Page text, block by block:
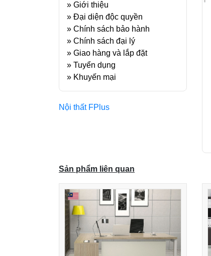
» Giới thiệu
» Đại diện độc quyền
» Chính sách bảo hành
» Chính sách đại lý
» Giao hàng và lắp đặt
» Tuyển dụng
» Khuyến mại
Nội thất FPlus
Sản phẩm liên quan